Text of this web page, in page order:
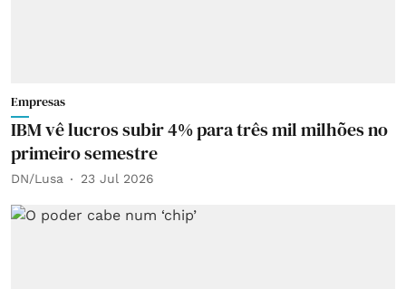
Empresas
IBM vê lucros subir 4% para três mil milhões no
primeiro semestre
DN/Lusa 23 Jul 2026